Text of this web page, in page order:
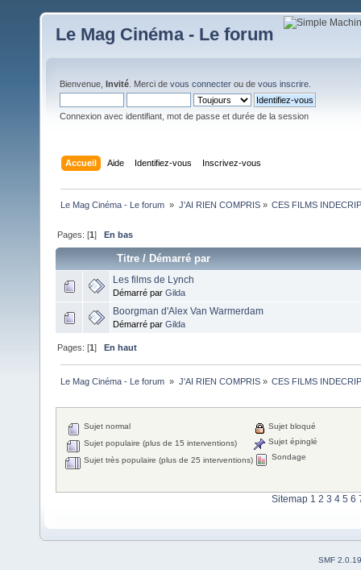
Le Mag Cinéma - Le forum
Bienvenue, Invité . Merci de vous connecter ou de vous inscrire
Connexion avec identifiant, mot de passe et durée de la session
Accueil Aide Identifiez-vous Inscrivez-vous
Le Mag Cinéma - Le forum » J'AI RIEN COMPRIS» CES FILMS
Pages: [1]En bas
Titre /Démarré par
Les films de Lynch
Démarré par Gilda
Boorgman d'Alex Van Warmerdam
Démarré par Gilda
Pages: [1]En haut
Le Mag Cinéma - Le forum » J'AI RIEN COMPRIS» CES FILMS
Sujet normal
Sujet populaire (plus de 15 interventions)
Sujet très populaire (plus de 25 interventions)
Sujet bloqué
Sujet épinglé
Sondage
Sitemap 1 2 3 4 5 6
SMF 2.0.19